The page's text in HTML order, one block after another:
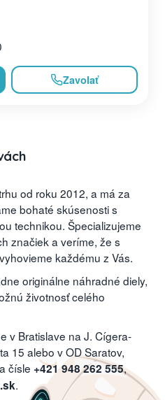
Zavolať
od roku 2012, a má za
bohaté skúsenosti s
technikou. Špecializujeme
značiek a veríme, že s
každému z Vás.
originálne náhradné diely,
životnosť celého
v Bratislave na J. Cígera-
15 alebo v OD Saratov,
čísle +421 948 262 555,
.